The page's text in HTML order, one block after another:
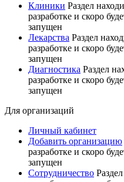
Клиники Раздел
разработке и скоро
запущен
Лекарства Раздел
разработке и скоро
запущен
Диагностика Раздел
разработке и скоро
запущен
Для организаций
Личный кабинет
Добавить организацию
разработке и скоро
запущен
Сотрудничество